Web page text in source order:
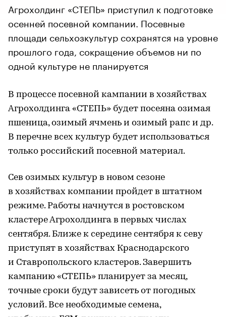
Агрохолдинг «СТЕПЬ» приступил к подготовке
осенней посевной компании. Посевные
площади сельхозкультур сохранятся на уровне
прошлого года, сокращение объемов ни по
одной культуре не планируется
В процессе посевной кампании в хозяйствах
Агрохолдинга «СТЕПЬ» будет посеяна озимая
пшеница, озимый ячмень и озимый рапс и др.
В перечне всех культур будет использоваться
только российский посевной материал.
Сев озимых культур в новом сезоне
в хозяйствах компании пройдет в штатном
режиме. Работы начнутся в ростовском
кластере Агрохолдинга в первых числах
сентября. Ближе к середине сентября к севу
приступят в хозяйствах Краснодарского
и Ставропольского кластеров. Завершить
кампанию «СТЕПЬ» планирует за месяц,
точные сроки будут зависеть от погодных
условий. Все необходимые семена,